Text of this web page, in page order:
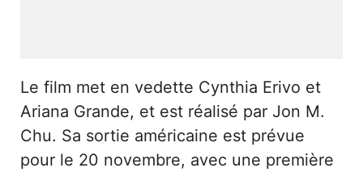
Le film met en vedette Cynthia Erivo et
Ariana Grande, et est réalisé par Jon M.
Chu. Sa sortie américaine est prévue
pour le 20 novembre, avec une première